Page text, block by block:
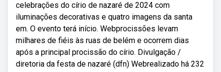
celebrações do círio de nazaré de 2024 com
iluminações decorativas e quatro imagens da santa
em. O evento terá início. Webprocissões levam
milhares de fiéis às ruas de belém e ocorrem dias
após a principal procissão do círio. Divulgação /
diretoria da festa de nazaré (dfn) Webrealizado há 232